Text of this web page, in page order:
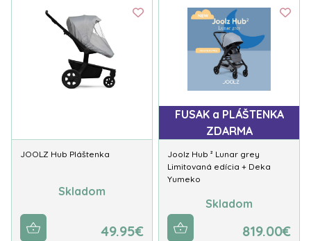
JOOLZ Hub Pláštenka
Skladom
49.95€
FUSAK a PLÁŠTENKA
ZDARMA
Joolz Hub ² Lunar grey
Limitovaná edícia + Deka
Yumeko
Skladom
819.00€